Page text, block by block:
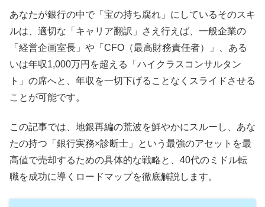
あなたが銀行の中で「宝の持ち腐れ」にしているそのスキ
ルは、適切な「キャリア翻訳」さえ行えば、一般企業の
「経営企画室長」や「CFO（最高財務責任者）」、ある
いは年収1,000万円を超える「ハイクラスコンサルタン
ト」の席へと、年収を一切下げることなくスライドさせる
ことが可能です。
この記事では、地銀再編の荒波を鮮やかにスルーし、あな
たの持つ「銀行実務×診断士」という最強のアセットを最
高値で売却するための具体的な戦略と、40代のミドル転
職を成功に導くロードマップを徹底解説します。